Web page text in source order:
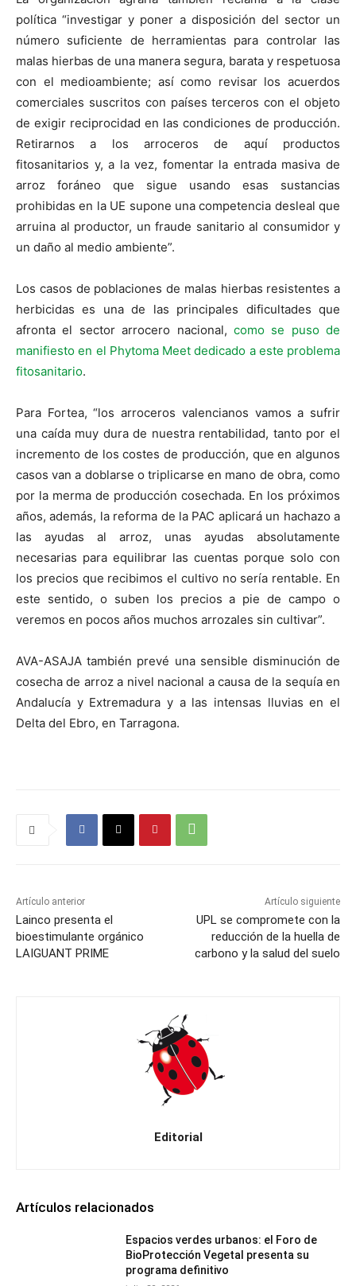
política “investigar y poner a disposición del sector un
número suficiente de herramientas para controlar las
malas hierbas de una manera segura, barata y respetuosa
con el medioambiente; así como revisar los acuerdos
comerciales suscritos con países terceros con el objeto
de exigir reciprocidad en las condiciones de producción.
Retirarnos a los arroceros de aquí productos
fitosanitarios y, a la vez, fomentar la entrada masiva de
arroz foráneo que sigue usando esas sustancias
prohibidas en la UE supone una competencia desleal que
arruina al productor, un fraude sanitario al consumidor y
un daño al medio ambiente”.
Los casos de poblaciones de malas hierbas resistentes a
herbicidas es una de las principales dificultades que
afronta el sector arrocero nacional, como se puso de
manifiesto en el Phytoma Meet dedicado a este problema
fitosanitario.
Para Fortea, “los arroceros valencianos vamos a sufrir
una caída muy dura de nuestra rentabilidad, tanto por el
incremento de los costes de producción, que en algunos
casos van a doblarse o triplicarse en mano de obra, como
por la merma de producción cosechada. En los próximos
años, además, la reforma de la PAC aplicará un hachazo a
las ayudas al arroz, unas ayudas absolutamente
necesarias para equilibrar las cuentas porque solo con
los precios que recibimos el cultivo no sería rentable. En
este sentido, o suben los precios a pie de campo o
veremos en pocos años muchos arrozales sin cultivar”.
AVA-ASAJA también prevé una sensible disminución de
cosecha de arroz a nivel nacional a causa de la sequía en
Andalucía y Extremadura y a las intensas lluvias en el
Delta del Ebro, en Tarragona.
Artículo anterior
Lainco presenta el
bioestimulante orgánico
LAIGUANT PRIME
Artículo siguiente
UPL se compromete con la
reducción de la huella de
carbono y la salud del suelo
Editorial
Artículos relacionados
Espacios verdes urbanos: el Foro de
BioProtección Vegetal presenta su
programa definitivo